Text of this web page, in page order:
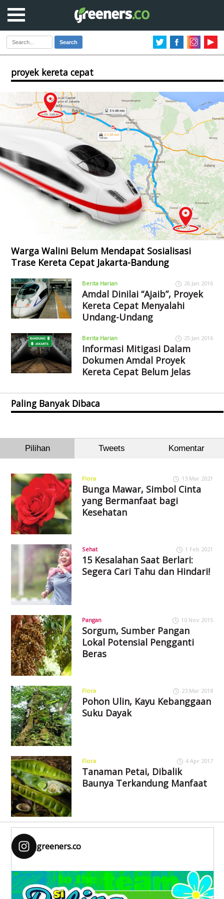
Search
proyek kereta cepat
Warga Walini Belum Mendapat Sosialisasi
Trase Kereta Cepat Jakarta-Bandung
Berita Harian 26 Jan 2016
Amdal Dinilai “Ajaib”, Proyek
Kereta Cepat Menyalahi
Undang-Undang
Berita Harian 25 Jan 2016
Informasi Mitigasi Dalam
Dokumen Amdal Proyek
Kereta Cepat Belum Jelas
Paling Banyak Dibaca
Pilihan Tweets Komentar
Flora 13 Mar 2021
Bunga Mawar, Simbol Cinta
yang Bermanfaat bagi
Kesehatan
Sehat 1 Feb 2021
15 Kesalahan Saat Berlari:
Segera Cari Tahu dan Hindari!
Pangan 10 Nov 2015
Sorgum, Sumber Pangan
Lokal Potensial Pengganti
Beras
Flora 23 Mar 2018
Pohon Ulin, Kayu Kebanggaan
Suku Dayak
Flora 4 Apr 2017
Tanaman Petai, Dibalik
Baunya Terkandung Manfaat
greeners.co